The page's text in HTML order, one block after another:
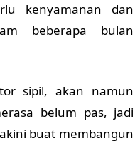
kenyamanan dan
beberapa bulan
sipil, akan namun
belum pas, jadi
buat membangun